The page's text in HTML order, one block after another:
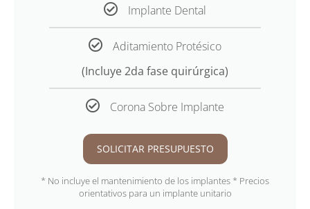
Implante Dental
Aditamiento Protésico
(Incluye 2da fase quirúrgica)
Corona Sobre Implante
SOLICITAR PRESUPUESTO
* No incluye el mantenimiento de los implantes * Precios
orientativos para un implante unitario